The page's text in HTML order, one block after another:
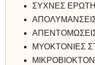
ΣΥΧΝΕΣ
ΜΥΟΚΤΟΝΙΕΣ